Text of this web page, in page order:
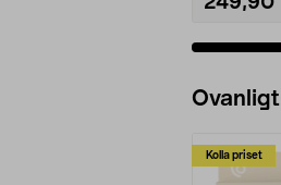
Kolla priset